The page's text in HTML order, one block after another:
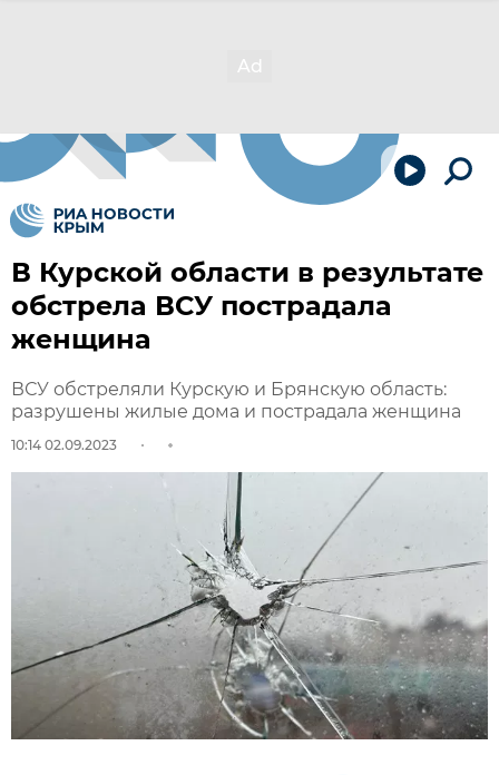
В Курской области в результате
обстрела ВСУ пострадала
женщина
ВСУ обстреляли Курскую и Брянскую область:
разрушены жилые дома и пострадала женщина
10:14 02.09.2023